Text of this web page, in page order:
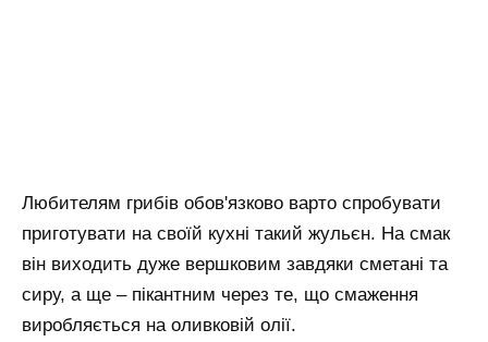
Любителям грибів обов'язково варто спробувати
приготувати на своїй кухні такий жульєн. На смак
він виходить дуже вершковим завдяки сметані та
сиру, а ще – пікантним через те, що смаження
виробляється на оливковій олії.